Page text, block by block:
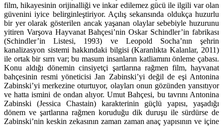
film, hikayesinin orijinalliği ve inkar edilemez gücü ile ilgili var olan
güvenini iyice belirginleştiriyor. Açılış sekansında oldukça huzurlu
bir yer olarak gösterilen ancak yaşanan olaylar sebebiyle huzurunu
yitiren Varşova Hayvanat Bahçesi’nin Oskar Schindler’in fabrikası
(Schindler’in Listesi, 1993) ve Leopold Socha’nın şehrin
kanalizasyon sistemi hakkındaki bilgisi (Karanlıkta Kalanlar, 2011)
ile ortak bir sırrı var; bu masum insanların katliamını önleme çabası.
Konu aldığı dönemin cinsiyetçi şartlarına rağmen film, hayvanat
bahçesinin resmi yöneticisi Jan Zabinski’yi değil de eşi Antonina
Zabinski’yi merkezine oturtuyor, olayları onun gözünden yansıtıyor
ve hatta ismini de ondan alıyor. Umut Bahçesi, bu tavrını Antonina
Zabinski (Jessica Chastain) karakterinin güçlü yapısı, yaşadığı
dönem ve şartlarına rağmen koruduğu dik duruşu ile sürdürse de
Zabinski’nin keskin zekasının zaman zaman anaç yapısının ve içine